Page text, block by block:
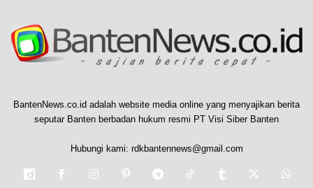
BantenNews.co.id adalah website media online yang menyajikan berita
seputar Banten berbadan hukum resmi PT Visi Siber Banten
Hubungi kami: rdkbantennews@gmail.com